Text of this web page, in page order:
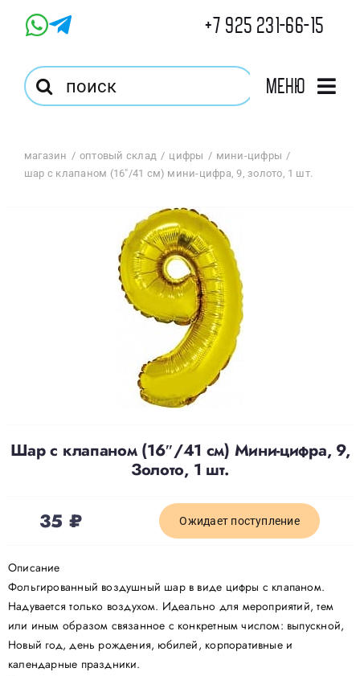
+7 925 231-66-15
Результат
поиска:
Меню
Магазин
Оптовый Магазин
О нас
Политика конфиденциальности
магазин оптовый склад цифры
мини-цифры
шар с клапаном (16″/41 см) мини-цифра, 9, золото, 1 шт.
Шар с клапаном (16″/41 см) Мини-цифра, 9,
Золото, 1 шт.
35 ₽ Ожидает поступление
Описание
Фольгированный воздушный шар в виде цифры с клапаном.
Надувается только воздухом. Идеально для мероприятий, тем
или иным образом связанное с конкретным числом: выпускной,
Новый год, день рождения, юбилей, корпоративные и
календарные праздники.